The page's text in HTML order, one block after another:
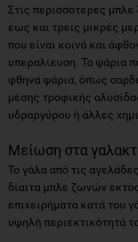
Στις περισσότερες
έως και τρεις μικρές
που είναι κοινά και
υπεραλίευση. Τα ψάρια
φθηνά ψάρια, όπως
μέσης τροφικής
υδραργύρου ή άλλες
Μείωση στα
Το γάλα από τις
δίαιτα μπλε ζωνών
επιχειρήματα κατά του
υψηλή περιεκτικότητά